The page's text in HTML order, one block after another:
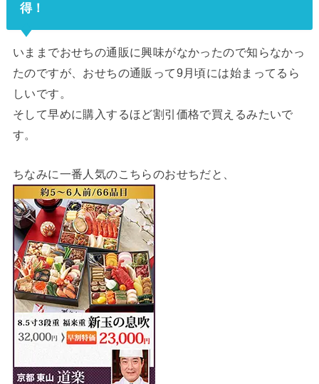
得！
いままでおせちの通販に興味がなかったので知らなかっ
たのですが、おせちの通販って9月頃には始まってるら
しいです。
そして早めに購入するほど割引価格で買えるみたいで
す。
ちなみに一番人気のこちらのおせちだと、